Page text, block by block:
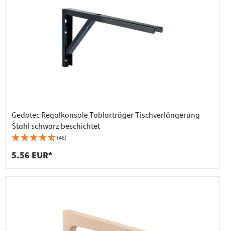
Gedotec Regalkonsole Tablarträger Tischverlängerung
Stahl schwarz beschichtet
(46)
5.56 EUR*